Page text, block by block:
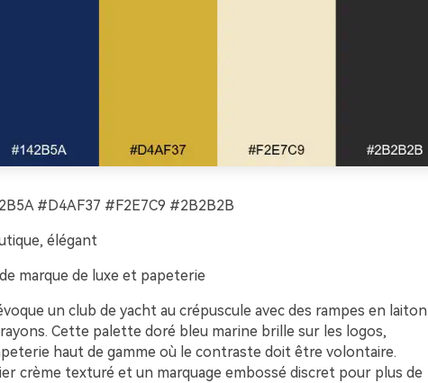
#D4AF37 #F2E7C9 #2B2B2B
élégant
marque de luxe et papeterie
un club de yacht au crépuscule avec des rampes en laiton
Cette palette doré bleu marine brille sur les logos,
haut de gamme où le contraste doit être volontaire.
crème texturé et un marquage embossé discret pour plus de